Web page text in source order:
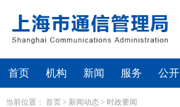
首页 机构 新闻 服务 公开
当前位置： 首页 > 新闻动态 > 时政要闻